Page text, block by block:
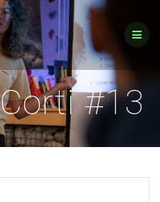
Passer
au
contenu
#13